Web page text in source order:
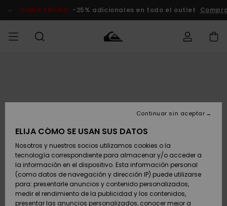
del
DOBLE PROMO -25% adicionales en todo el outlet
Zapatos y
chanclas
Surf
Zapatos y
chanclas
Surf
Destacados
Snow
SURF
Highlights
Comunidad
SNOW
Snow Niños
Tienda
Snow Mujer
Outlet
Mujer
Envio
Devoluciones
Pago
Tarjeta de
regalo
ELIJA CÓMO SE USAN SUS DATOS
Nosotros y nuestros socios utilizamos cookies o la
tecnología correspondiente para almacenar y/o acceder a
la información en el dispositivo. Esta información personal
(como datos de navegación y dirección IP) puede utilizarse
para: presentarle anuncios y contenido personalizados,
medir el rendimiento de la publicidad y los contenidos,
presentar las anuncios personalizados, conocer mejor a
Continuar sin aceptar